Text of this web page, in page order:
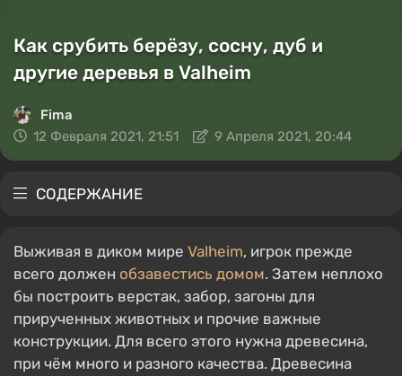
Как срубить берёзу, сосну, дуб и
другие деревья в Valheim
Fima
12 Февраля 2021, 21:51
9 Апреля 2021, 20:44
СОДЕРЖАНИЕ
Выживая в диком мире Valheim, игрок прежде
всего должен обзавестись домом. Затем неплохо
бы построить верстак, забор, загоны для
прирученных животных и прочие важные
конструкции. Для всего этого нужна древесина,
при чём много и разного качества. Древесина